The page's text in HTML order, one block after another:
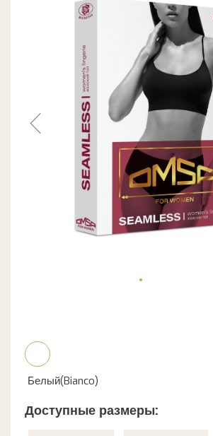
Белый(Bianco)
Доступные размеры: